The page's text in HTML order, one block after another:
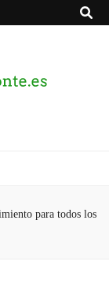
para todos los